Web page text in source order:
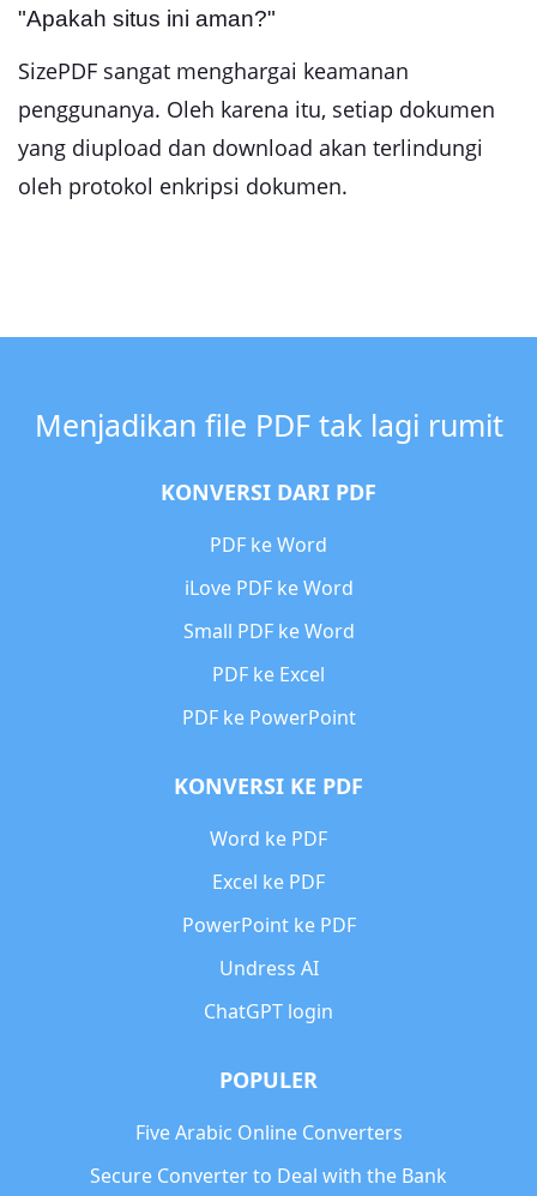
"Apakah situs ini aman?"
SizePDF sangat menghargai keamanan
penggunanya. Oleh karena itu, setiap dokumen
yang diupload dan download akan terlindungi
oleh protokol enkripsi dokumen.
Menjadikan file PDF tak lagi rumit
KONVERSI DARI PDF
PDF ke Word
iLove PDF ke Word
Small PDF ke Word
PDF ke Excel
PDF ke PowerPoint
KONVERSI KE PDF
Word ke PDF
Excel ke PDF
PowerPoint ke PDF
Undress AI
ChatGPT login
POPULER
Five Arabic Online Converters
Secure Converter to Deal with the Bank